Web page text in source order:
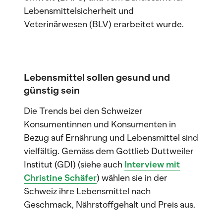
Lebensmittelsicherheit und
Veterinärwesen (BLV) erarbeitet wurde.
Lebensmittel sollen gesund und
günstig sein
Die Trends bei den Schweizer
Konsumentinnen und Konsumenten in
Bezug auf Ernährung und Lebensmittel sind
vielfältig. Gemäss dem Gottlieb Duttweiler
Institut (GDI) (siehe auch Interview mit
Christine Schäfer) wählen sie in der
Schweiz ihre Lebensmittel nach
Geschmack, Nährstoffgehalt und Preis aus.